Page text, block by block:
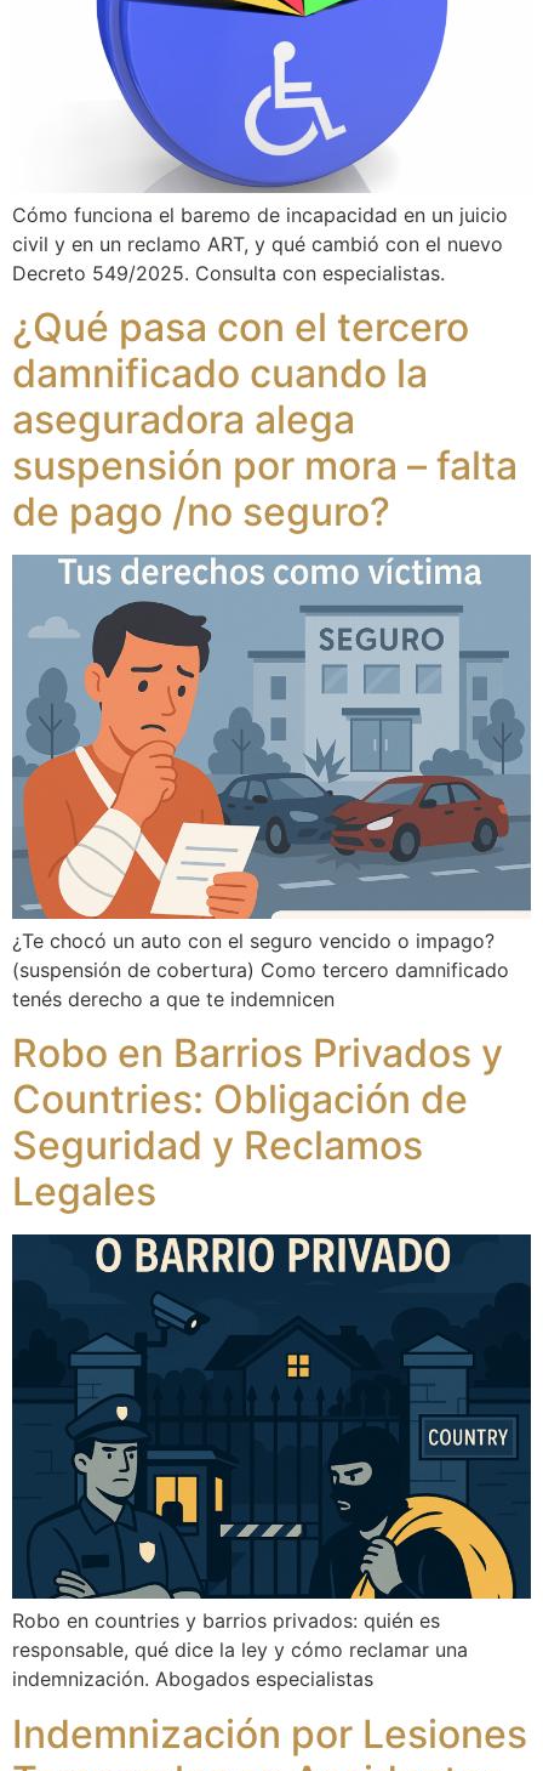
Cómo funciona el baremo de incapacidad en un juicio
civil y en un reclamo ART, y qué cambió con el nuevo
Decreto 549/2025. Consulta con especialistas.
¿Qué pasa con el tercero
damnificado cuando la
aseguradora alega
suspensión por mora – falta
de pago /no seguro?
¿Te chocó un auto con el seguro vencido o impago?
(suspensión de cobertura) Como tercero damnificado
tenés derecho a que te indemnicen
Robo en Barrios Privados y
Countries: Obligación de
Seguridad y Reclamos
Legales
Robo en countries y barrios privados: quién es
responsable, qué dice la ley y cómo reclamar una
indemnización. Abogados especialistas
Indemnización por Lesiones